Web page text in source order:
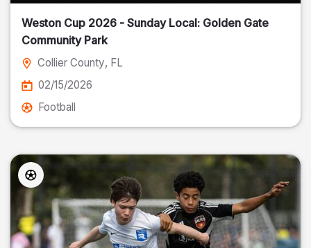
Weston Cup 2026 - Sunday Local: Golden Gate
Community Park
Collier County, FL
02/15/2026
Football